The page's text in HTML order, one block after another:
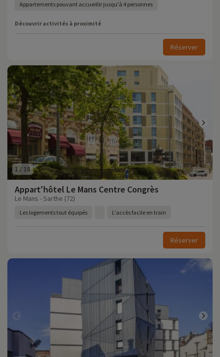
Appartements pouvant accueillir jusqu'à 4 personnes
Découvrir activités à proximité
Réserver
1 / 18
Appart'hôtel Le Mans Centre Congrès
Le Mans - Sarthe (72)
Les logements tout équipés L'accès facile en train
Réserver